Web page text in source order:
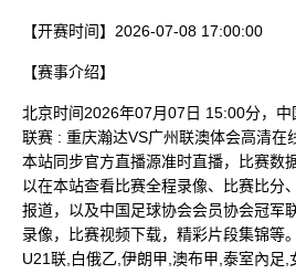
【开赛时间】 2026-07-08 17:00:00
【赛事介绍】
北京时间2026年07月07日 15:00分，
联赛 : 重庆瀚达VS广州联澳体会高清在
本站同步官方直播源准时直播，比赛数
以在本站查看比赛全程录像、比赛比分
报道，以及中国足球协会会员协会冠军
录像，比赛视频下载，精彩片段集锦等
U21联,白俄乙,伊朗甲,澳布甲,泰室內足,